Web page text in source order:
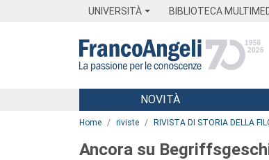
UNIVERSITÀ BIBLIOTECA
Menu
NOVITÀ
Home riviste RIVISTA DI STORIA DELLA
Ancora su